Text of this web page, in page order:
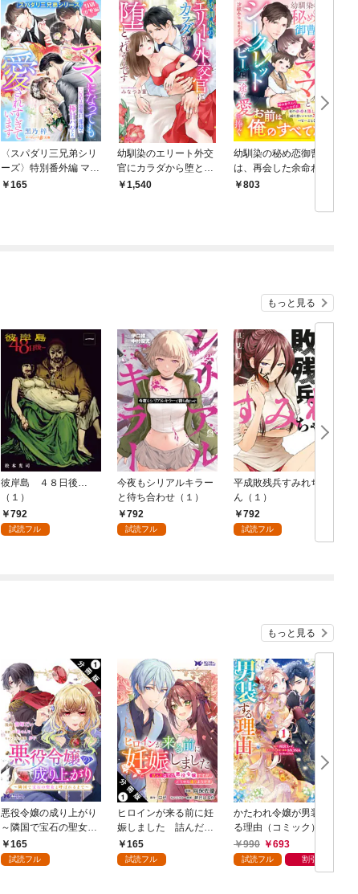
〈スパダリ三兄弟シリ
ーズ〉特別番外編 ママ
になっても愛されすぎ
165
幼馴染のエリート外交
官にカラダから堕とさ
れそうです
1,540
幼馴染の秘め恋御曹司
は、再会した余命わず
かなママとシークレッ
803
もっと見る
彼岸島 ４８日後…
（１）
792
試読フル
今夜もシリアルキラー
と待ち合わせ（１）
792
試読フル
平成敗残兵すみれちゃ
ん（１）
792
試読フル
もっと見る
悪役令嬢の成り上がり
～隣国で宝石の聖女と
呼ばれるまで～（コミ
ック） 分冊版 1
165
試読フル
ヒロインが来る前に妊
娠しました 詰んだは
ずの悪役令嬢ですが、
どうやら違うようです
165
試読フル
かたわれ令嬢が男装す
る理由（コミック） 1
990
693
試読フル 割引